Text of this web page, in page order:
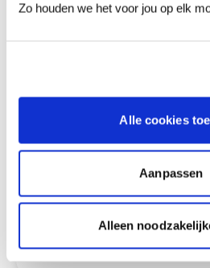
Zo houden we het voor jou op elk
Alle cookies
Aanpassen
Alleen
Conseil couleur
en couleur.
Obtenez un conseil
l'éclairage et de votre
Obtenez un contrôle